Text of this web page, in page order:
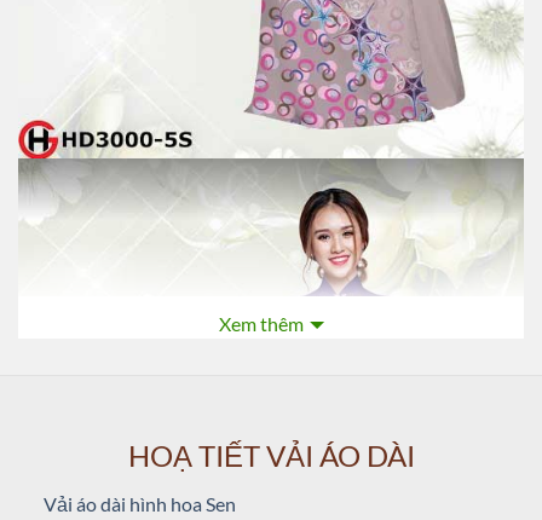
Xem thêm
HOẠ TIẾT VẢI ÁO DÀI
Vải áo dài hình hoa Sen